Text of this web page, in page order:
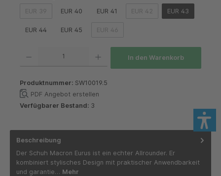
EUR 39(Diese Option ist zurzeit nicht verfügbar.)
EUR 40 EUR 41 EUR 42(Diese Option ist zurzeit
EUR 43
EUR 44 EUR 45 EUR 46(Diese Option ist zurzeit nicht verfügbar.)
In den Warenkorb
Produktnummer: SW10019.5
PDF Angebot erstellen
Verfügbarer Bestand: 3
Beschreibung
Der Schuh Macron Eurus ist ein echter Allrounder. Er
kombiniert stylisches Design mit praktischer Anwendbarkeit
und garantie… Mehr